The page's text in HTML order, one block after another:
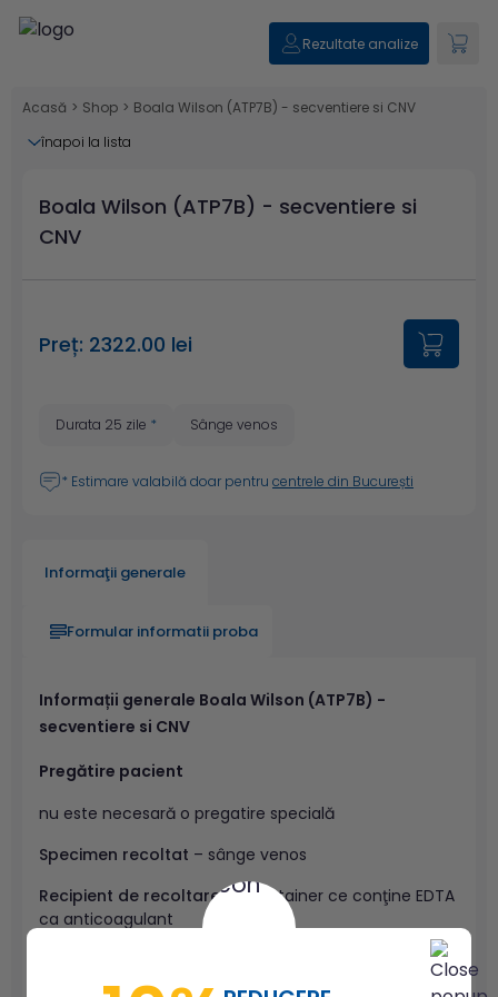
Rezultate analize
Acasă > Shop > Boala Wilson (ATP7B) - secventiere si CNV
înapoi la lista
Boala Wilson (ATP7B) - secventiere si
CNV
Preț: 2322.00 lei
Durata 25 zile * Sânge venos
* Estimare valabilă doar pentru centrele din București
Informaţii generale
Formular informatii proba
Informații generale Boala Wilson (ATP7B) -
secventiere si CNV
Pregătire pacient
nu este necesară o pregatire specială
Specimen recoltat – sânge venos
Recipient de recoltare– vacutainer ce conţine EDTA
ca anticoagulant
– folosirea heparinei
ca anticoagulant; probe coagulate sau hemolizate